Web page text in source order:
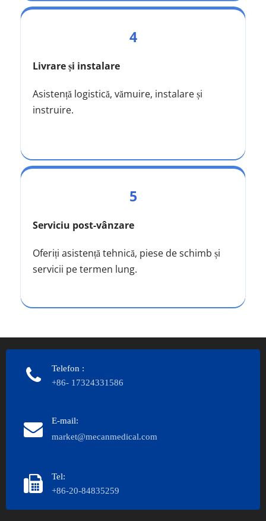
4
Livrare și instalare
Asistență logistică, vămuire, instalare și
instruire.
5
Serviciu post-vânzare
Oferiți asistență tehnică, piese de schimb și
servicii pe termen lung.
Telefon :
+86- 17324331586
E-mail:
market@mecanmedical.com
Tel:
+86-20-84835259